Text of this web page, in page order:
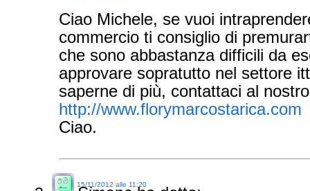
Ciao Michele, se vuoi
commercio ti consiglio di
che sono abbastanza difficili da
approvare sopratutto nel settore
saperne di più, contattaci al
http://www.florymarcostarica.com
Ciao.
15/11/2012 alle 11:20